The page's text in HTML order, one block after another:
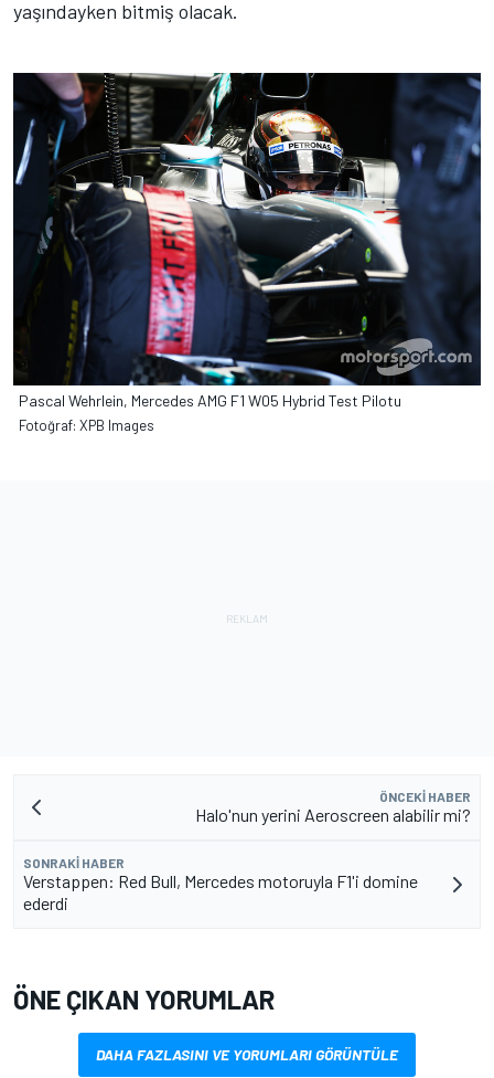
yaşındayken bitmiş olacak.
Pascal Wehrlein, Mercedes AMG F1 W05 Hybrid Test Pilotu
Fotoğraf: XPB Images
ÖNCEKI HABER
Halo'nun yerini Aeroscreen alabilir mi?
SONRAKI HABER
Verstappen: Red Bull, Mercedes motoruyla F1'i domine
ederdi
ÖNE ÇIKAN YORUMLAR
DAHA FAZLASINI VE YORUMLARI GÖRÜNTÜLE